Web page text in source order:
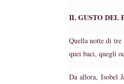
IL GUSTO DEL
Quella notte di tre
quei baci, quegli
Da allora, Isobel